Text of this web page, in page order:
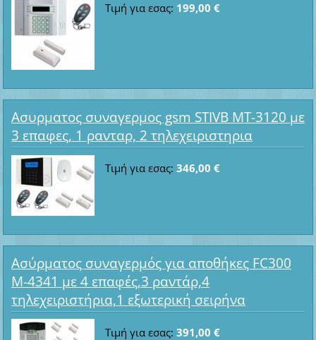
Τιμή για εσας: 199,00 €
Ασυρματος συναγερμος gsm STIVB MT-3120 με
3 επαφες, 1 ρανταρ, 2 τηλεχειριστηρια
Τιμή για εσας: 346,00 €
Ασύρματος συναγερμός για αποθήκες FC300
M-4341 με 4 επαφές,3 ραντάρ,4
τηλεχειριστήρια,1 εξωτερική σειρήνα
Τιμή για εσας: 391,00 €